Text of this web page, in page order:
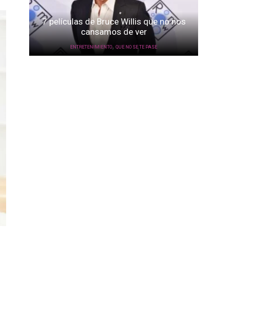
7 películas de Bruce Willis que no nos
cansamos de ver
ENTRETENIMIENTO, QUE NO SE TE PASE